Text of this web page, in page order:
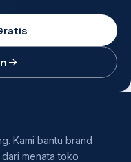
Kami bantu brand
menata toko